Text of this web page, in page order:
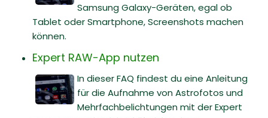
Samsung Galaxy-Geräten, egal ob
Tablet oder Smartphone, Screenshots machen
können.
Expert RAW-App nutzen
In dieser FAQ findest du eine Anleitung
für die Aufnahme von Astrofotos und
Mehrfachbelichtungen mit der Expert